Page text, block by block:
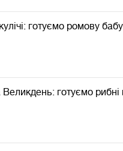
готуємо ромову
готуємо рибні